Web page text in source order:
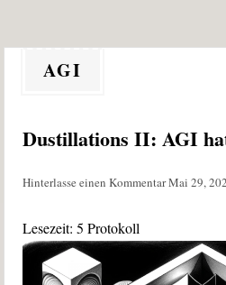
AGI
Dustillations II: AGI
Hinterlasse einen KommentarMai 29,
Lesezeit:5 Protokoll